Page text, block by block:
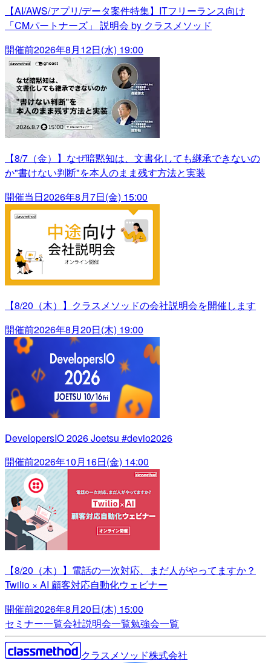
【AI/AWS/アプリ/データ案件特集】ITフリーランス向け
「CMパートナーズ」 説明会 by クラスメソッド
開催前2026年8月12日(水) 19:00
【8/7（金）】なぜ暗黙知は、文書化しても継承できないの
か"書けない判断"を本人のまま残す方法と実装
開催当日2026年8月7日(金) 15:00
【8/20（木）】クラスメソッドの会社説明会を開催します
開催前2026年8月20日(木) 19:00
DevelopersIO 2026 Joetsu #devio2026
開催前2026年10月16日(金) 14:00
【8/20（木）】電話の一次対応、まだ人がやってますか？
Twilio × AI 顧客対応自動化ウェビナー
開催前2026年8月20日(木) 15:00
セミナー一覧会社説明会一覧勉強会一覧
クラスメソッド株式会社